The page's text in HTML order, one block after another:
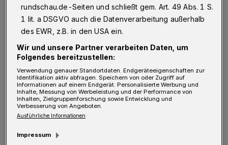
hat aus zehn eingereichten Arbeiten die ihrer
Meinung nach überzeugendsten Konzepte zur
Gestaltung der drei eintrittspflichtigen
Bereiche der Gartenschau ausgewählt.
Der erste Preis ging an die „relais
Landschaftsarchitekten Heck Mommsen
PartGmbB“ (Berlin), der zweite an die „A24
(Berlin), der dritte an die „Franz Reschke
rundschau.de-Seiten und schließt gem. Art. 49 Abs. 1 S.
1 lit. a DSGVO auch die Datenverarbeitung außerhalb
des EWR, z.B. in den USA ein.
Wir und unsere Partner verarbeiten Daten, um
Folgendes bereitzustellen:
Verwendung genauer Standortdaten. Endgeräteeigenschaften zur
Identifikation aktiv abfragen. Speichern von oder Zugriff auf
Informationen auf einem Endgerät. Personalisierte Werbung und
Inhalte, Messung von Werbeleistung und der Performance von
Inhalten, Zielgruppenforschung sowie Entwicklung und
Verbesserung von Angeboten.
Ausführliche Informationen
Impressum